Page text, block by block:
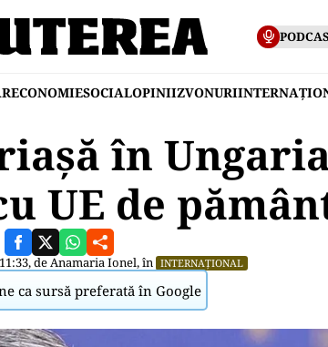
ECONOMIESOCIALOPINIIZVONURI
în
UE de
deAnamaria Ionel, în INTERNAȚIONAL
ca sursă preferată în Google